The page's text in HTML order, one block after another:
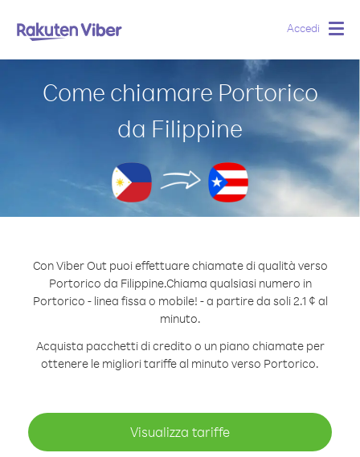
Accedi
Come chiamare Portorico
da Filippine
Con Viber Out puoi effettuare chiamate di qualità verso
Portorico da Filippine.Chiama qualsiasi numero in
Portorico - linea fissa o mobile! - a partire da soli 2.1 ¢ al
minuto.
Acquista pacchetti di credito o un piano chiamate per
ottenere le migliori tariffe al minuto verso Portorico.
Visualizza tariffe